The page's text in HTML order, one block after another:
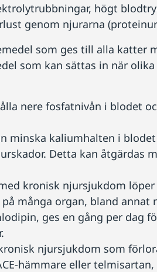
högt
genom njurarna
som ges till alla katter
som kan sättas in när
nere fosfatnivån i blodet
minska kaliumhalten i
Detta kan åtgärdas
kronisk njursjukdom
många organ, bland annat
ges en gång per dag
njursjukdom som
hämmare eller